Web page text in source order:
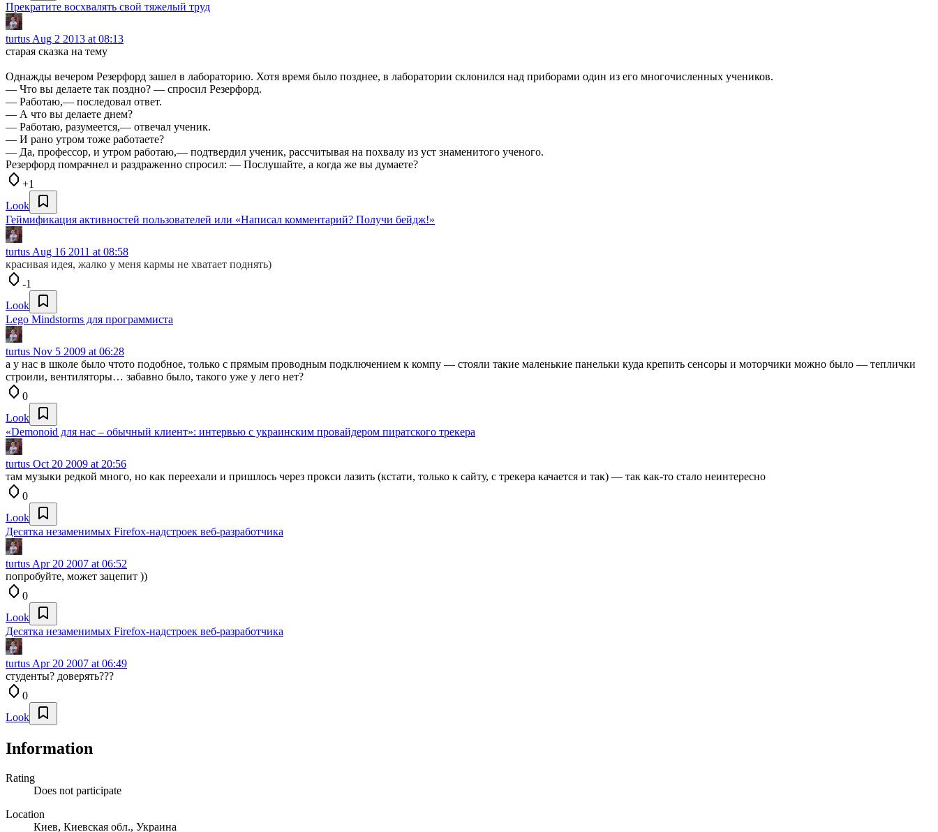
Прекратите восхвалять свой тяжелый труд
turtus Aug 2 2013 at 08:13
старая сказка на тему
Однажды вечером Резерфорд зашел в лабораторию. Хотя время было позднее, в лаборатории склонился над приборами один из его многочисленных учеников.
— Что вы делаете так поздно? — спросил Резерфорд.
— Работаю,— последовал ответ.
— А что вы делаете днем?
— Работаю, разумеется,— отвечал ученик.
— И рано утром тоже работаете?
— Да, профессор, и утром работаю,— подтвердил ученик, рассчитывая на похвалу из уст знаменитого ученого.
Резерфорд помрачнел и раздраженно спросил: — Послушайте, а когда же вы думаете?
+1
Look
Геймификация активностей пользователей или «Написал комментарий? Получи бейдж!»
turtus Aug 16 2011 at 08:58
красивая идея, жалко у меня кармы не хватает поднять)
-1
Look
Lego Mindstorms для программиста
turtus Nov 5 2009 at 06:28
а у нас в школе было чтото подобное, только с прямым проводным подключением к компу — стояли такие маленькие панельки куда крепить сенсоры и моторчики можно было — теплички
строили, вентиляторы… забавно было, такого уже у лего нет?
0
Look
«Demonoid для нас – обычный клиент»: интервью с украинским провайдером пиратского трекера
turtus Oct 20 2009 at 20:56
там музыки редкой много, но как переехали и пришлось через прокси лазить (кстати, только к сайту, с трекера качается и так) — так как-то стало неинтересно
0
Look
Десятка незаменимых Firefox-надстроек веб-разработчика
turtus Apr 20 2007 at 06:52
попробуйте, может зацепит ))
0
Look
Десятка незаменимых Firefox-надстроек веб-разработчика
turtus Apr 20 2007 at 06:49
студенты? доверять???
0
Look
Information
Rating
Does not participate
Location
Киев, Киевская обл., Украина